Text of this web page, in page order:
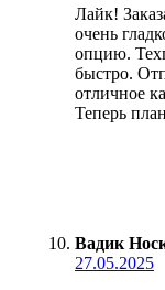
Лайк!
очень
опцию.
быстро.
отличное
Теперь
Вадик
27.05.2025